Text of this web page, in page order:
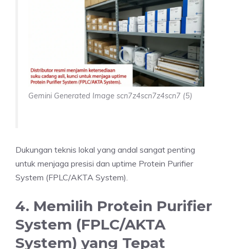
Gemini Generated Image scn7z4scn7z4scn7 (5)
Dukungan teknis lokal yang andal sangat penting
untuk menjaga presisi dan uptime Protein Purifier
System (FPLC/AKTA System).
4. Memilih Protein Purifier
System (FPLC/AKTA
System) yang Tepat